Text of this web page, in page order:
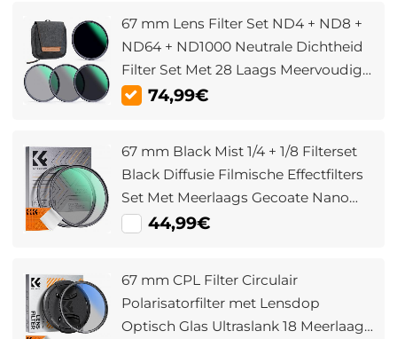
67 mm Lens Filter Set ND4 + ND8 +
ND64 + ND1000 Neutrale Dichtheid
Filter Set Met 28 Laags Meervoudig
Gecoat HD Optisch Glas en 4 Delige
74,99€
67 mm Black Mist 1/4 + 1/8 Filterset
Black Diffusie Filmische Effectfilters
Set Met Meerlaags Gecoate Nano
Klear Serie
44,99€
67 mm CPL Filter Circulair
Polarisatorfilter met Lensdop
Optisch Glas Ultraslank 18 Meerlaags